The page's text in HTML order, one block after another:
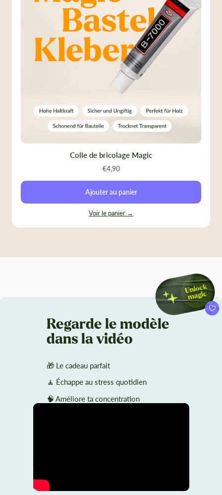
Colle de bricolage Magic
€4,90
Ajouter au panier
Voir le panier →
Regarde le modèle
dans la vidéo
🎁 Le cadeau parfait
🧘 Échappe au stress quotidien
🧠 Améliore ta concentration